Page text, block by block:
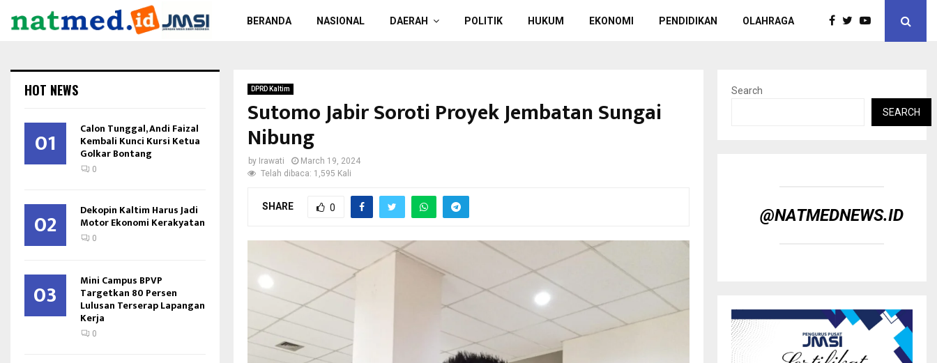
BERANDA NASIONAL DAERAH POLITIK HUKUM EKONOMI PENDIDIKAN OLAHRAGA
DPRD Kaltim
Sutomo Jabir Soroti Proyek Jembatan Sungai
Nibung
by Irawati
March 19, 2024
Telah dibaca: 1,595 Kali
SHARE 0
HOT NEWS
01 Calon Tunggal, Andi Faizal
Kembali Kunci Kursi Ketua
Golkar Bontang
0
02 Dekopin Kaltim Harus Jadi
Motor Ekonomi Kerakyatan
0
03 Mini Campus BPVP
Targetkan 80 Persen
Lulusan Terserap Lapangan
Kerja
0
Search
SEARCH
@NATMEDNEWS.ID